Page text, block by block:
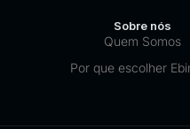
Sobre nós
Quem Somos
Por que escolher